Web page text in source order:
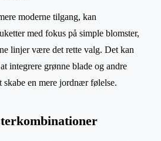
moderne tilgang, kan
med fokus på simple blomster,
linjer være det rette valg. Det kan
integrere grønne blade og andre
skabe en mere jordnær følelse.